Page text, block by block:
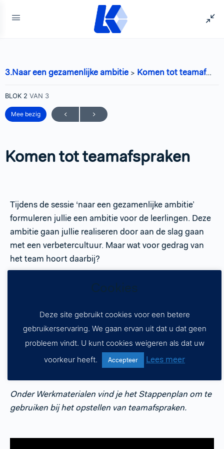
3.Naar een gezamenlijke ambitie Komen tot teamafspraken
BLOK 2 VAN 3
Mee bezig
Komen tot teamafspraken
Tijdens de sessie ‘naar een gezamenlijke ambitie’
formuleren jullie een ambitie voor de leerlingen. Deze
ambitie gaan jullie realiseren door aan de slag gaan
met een verbetercultuur. Maar wat voor gedrag van
het team hoort daarbij?
Samen met het team formuleren jullie teamafspraken
jullie is. Bedenk daarna samen welk concreet gedrag
daarbij hoort. Deze vat je samen in een aantal
teamafspraken die je zichtbaar ophangt bij het bord
en je geeft als actie mee om na te denken over wat
iedereen hier persoonlijk nog in te leren heeft.
Onder Werkmaterialen vind je het Stappenplan om te
gebruiken bij het opstellen van teamafspraken.
Cookies
Deze site gebruikt cookies voor een betere
gebruikerservaring. We gaan ervan uit dat u dat geen
probleem vindt. U kunt cookies weigeren als dat uw
voorkeur heeft.
Accepteer Lees meer